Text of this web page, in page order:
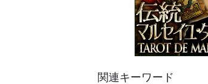
関連キーワード